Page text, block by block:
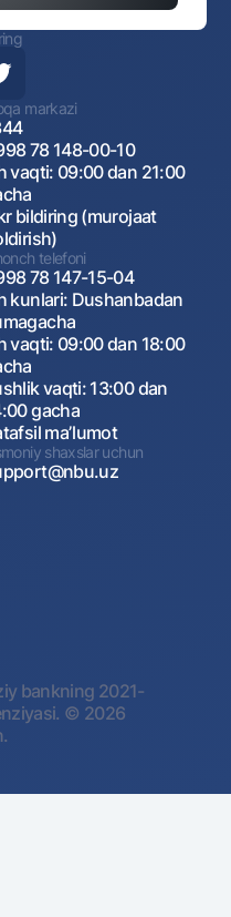
markazi
78 148-00-10
vaqti: 09:00 dan 21:00
bildiring (murojaat
telefoni
78 147-15-04
kunlari: Dushanbadan
vaqti: 09:00 dan 18:00
vaqti: 13:00 dan
gacha
maʼlumot
shaxslar uchun
bankning 2021-
© 2026